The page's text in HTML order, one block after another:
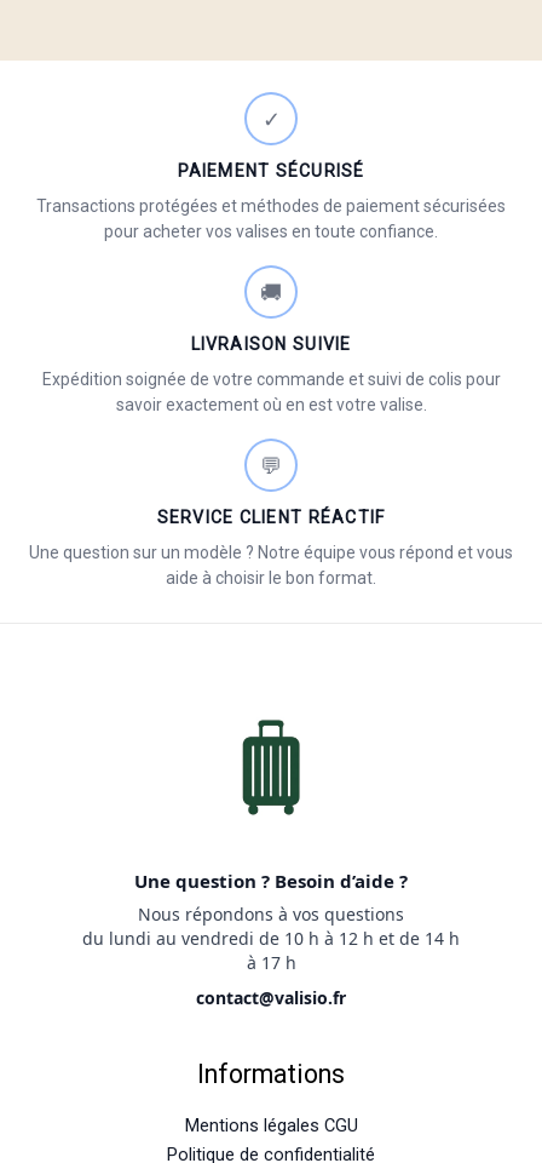
✓
PAIEMENT SÉCURISÉ
Transactions protégées et méthodes de paiement sécurisées
pour acheter vos valises en toute confiance.
🚚
LIVRAISON SUIVIE
Expédition soignée de votre commande et suivi de colis pour
savoir exactement où en est votre valise.
💬
SERVICE CLIENT RÉACTIF
Une question sur un modèle ? Notre équipe vous répond et vous
aide à choisir le bon format.
Une question ? Besoin d’aide ?
Nous répondons à vos questions
du lundi au vendredi de 10 h à 12 h et de 14 h
à 17 h
contact@valisio.fr
Informations
Mentions légales CGU
Politique de confidentialité